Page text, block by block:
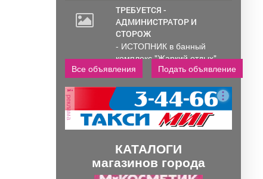
ТРЕБУЕТСЯ -
АДМИНИСТРАТОР И
СТОРОЖ
- ИСТОПНИК в банный
комплекс "Жаркий отдых"
Администрирование и
тех....
Все объявления Подать объявление
реклама
КАТАЛОГИ
магазинов города